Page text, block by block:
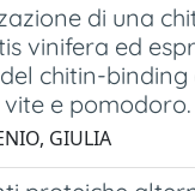
di una
vinifera ed
chitin-binding
vite e pomodoro.
GIULIA